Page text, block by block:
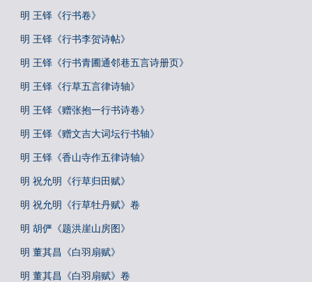
明 王铎《行书卷》
明 王铎《行书李贺诗帖》
明 王铎《行书青圃通邻巷五言诗册页》
明 王铎《行草五言律诗轴》
明 王铎《赠张抱一行书诗卷》
明 王铎《赠文吉大词坛行书轴》
明 王铎《香山寺作五律诗轴》
明 祝允明《行草归田赋》
明 祝允明《行草牡丹赋》卷
明 胡俨《题洪崖山房图》
明 董其昌《白羽扇赋》
明 董其昌《白羽扇赋》卷